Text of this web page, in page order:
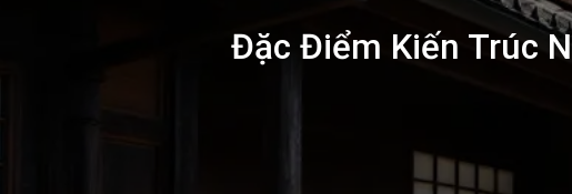
Đặc Điểm Kiến Trúc